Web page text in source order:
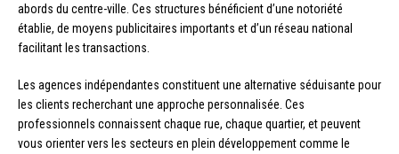
abords du centre-ville. Ces structures bénéficient d’une notoriété
établie, de moyens publicitaires importants et d’un réseau national
facilitant les transactions.
Les agences indépendantes constituent une alternative séduisante pour
les clients recherchant une approche personnalisée. Ces
professionnels connaissent chaque rue, chaque quartier, et peuvent
vous orienter vers les secteurs en plein développement comme le